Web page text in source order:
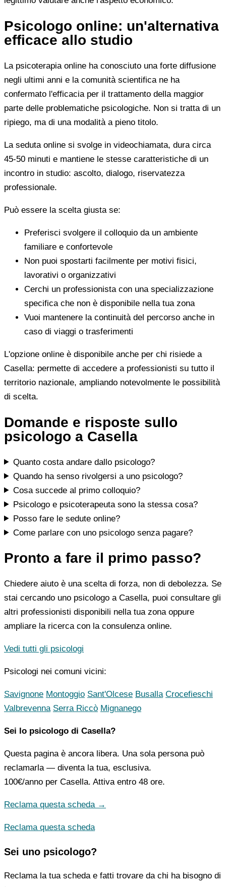
Psicologo online: un'alternativa
efficace allo studio
La psicoterapia online ha conosciuto una forte diffusione
negli ultimi anni e la comunità scientifica ne ha
confermato l'efficacia per il trattamento della maggior
parte delle problematiche psicologiche. Non si tratta di un
ripiego, ma di una modalità a pieno titolo.
La seduta online si svolge in videochiamata, dura circa
45-50 minuti e mantiene le stesse caratteristiche di un
incontro in studio: ascolto, dialogo, riservatezza
professionale.
Può essere la scelta giusta se:
Preferisci svolgere il colloquio da un ambiente
familiare e confortevole
Non puoi spostarti facilmente per motivi fisici,
lavorativi o organizzativi
Cerchi un professionista con una specializzazione
specifica che non è disponibile nella tua zona
Vuoi mantenere la continuità del percorso anche in
caso di viaggi o trasferimenti
L'opzione online è disponibile anche per chi risiede a
Casella: permette di accedere a professionisti su tutto il
territorio nazionale, ampliando notevolmente le possibilità
di scelta.
Domande e risposte sullo
psicologo a Casella
Quanto costa andare dallo psicologo?
Quando ha senso rivolgersi a uno psicologo?
Cosa succede al primo colloquio?
Psicologo e psicoterapeuta sono la stessa cosa?
Posso fare le sedute online?
Come parlare con uno psicologo senza pagare?
Pronto a fare il primo passo?
Chiedere aiuto è una scelta di forza, non di debolezza. Se
stai cercando uno psicologo a Casella, puoi consultare gli
altri professionisti disponibili nella tua zona oppure
ampliare la ricerca con la consulenza online.
Vedi tutti gli psicologi
Psicologi nei comuni vicini:
Savignone Montoggio Sant'Olcese Busalla Crocefieschi
Valbrevenna Serra Riccò Mignanego
Sei lo psicologo di Casella?
Questa pagina è ancora libera. Una sola persona può
reclamarla — diventa la tua, esclusiva.
100€/anno per Casella. Attiva entro 48 ore.
Reclama questa scheda →
Reclama questa scheda
Sei uno psicologo?
Reclama la tua scheda e fatti trovare da chi ha bisogno di